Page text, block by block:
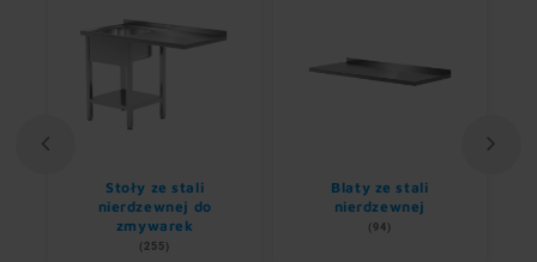
Stoły ze stali
nierdzewnej do
zmywarek
(255)
Blaty ze stali
nierdzewnej
(94)